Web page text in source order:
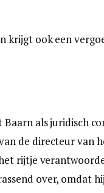
krijgt ook een
als juridisch
de directeur van
rijtje
over, omdat